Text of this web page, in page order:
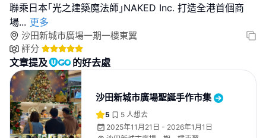
聯乘日本｢光之建築魔法師｣NAKED Inc. 打造全港首個商
場... 更多
沙田新城市廣場一期一樓東翼
評分
文章提及 的好去處
沙田新城市廣場聖誕手作市集
5 5 人想去
2025年11月21日 - 2026年1月1日